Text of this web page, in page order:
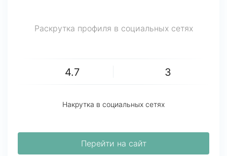
Раскрутка профиля в социальных сетях
4.7 3
Накрутка в социальных сетях
Перейти на сайт